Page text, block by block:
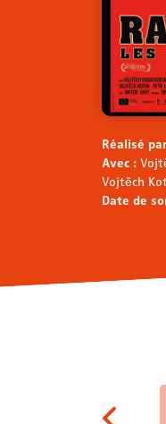
Réalisé
Avec :
Vojtěch
Date de